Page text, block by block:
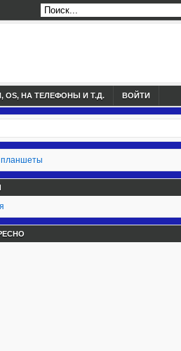
OS, НА ТЕЛЕФОНЫ И Т.Д. ВОЙТИ
планшеты